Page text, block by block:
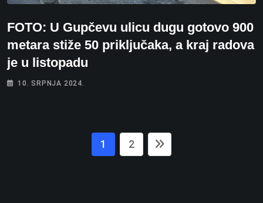
FOTO: U Gupčevu ulicu dugu gotovo 900
metara stiže 50 priključaka, a kraj radova
je u listopadu
10. SRPNJA 2024.
1 2